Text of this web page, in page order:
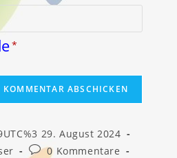
*
29. August 2024
Beitrags-
0 Kommentare